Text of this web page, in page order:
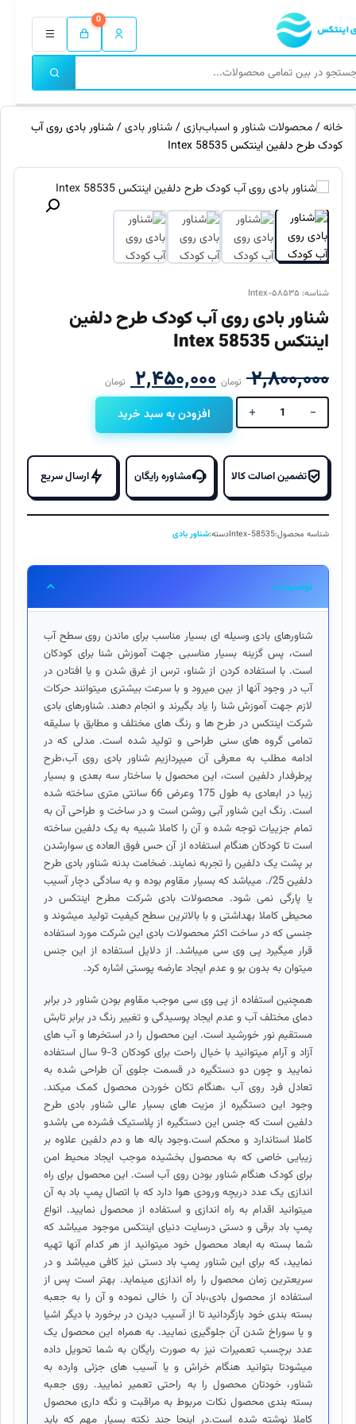
0
خانه/محصولات شناور و اسباب‌بازی/شناور بادی/ شناور بادی روی آب
کودک طرح دلفین اینتکس 58535 Intex
شناسه: Intex-۵۸۵۳۵
شناور بادی روی آب کودک طرح دلفین
اینتکس 58535 Intex
۲,۸۰۰,۰۰۰ تومان قیمت
اصلی
۲,۸۰۰,۰۰۰ تومان
بود.
۲,۴۵۰,۰۰۰ تومانقیمت
است.
روی
آب
کودک
طرح
دلفین
58535
Intex
-
+ افزودن به سبد خرید
تضمین اصالت کالا مشاوره رایگان ارسال سریع
شناسه محصول:Intex-58535دسته:شناور بادی
توضیحات
شناورهای بادی وسیله ای بسیار مناسب برای ماندن روی سطح آب
است، پس گزینه بسیار مناسبی جهت آموزش شنا برای کودکان
است. با استفاده کردن از شناو، ترس از غرق شدن و یا افتادن در
آب در وجود آنها از بین میرود و با سرعت بیشتری میتوانند حرکات
لازم جهت آموزش شنا را یاد بگیرند و انجام دهند. شناورهای بادی
شرکت اینتکس در طرح ها و رنگ های مختلف و مطابق با سلیقه
تمامی گروه های سنی طراحی و تولید شده است. مدلی که در
ادامه مطلب به معرفی آن میپردازیم شناور بادی روی آب،طرح
پرطرفدار دلفین است، این محصول با ساختار سه بعدی و بسیار
زیبا در ابعادی به طول 175 وعرض 66 سانتی متری ساخته شده
است. رنگ این شناور آبی روشن است و در ساخت و طراحی آن به
تمام جزییات توجه شده و آن را کاملا شبیه به یک دلفین ساخته
است تا کودکان هنگام استفاده از آن حس فوق العاده ی سوارشدن
بر پشت یک دلفین را تجربه نمایند. ضخامت بدنه شناور بادی طرح
دلفین 25/. میباشد که بسیار مقاوم بوده و به سادگی دچار آسیب
یا پارگی نمی شود. محصولات بادی شرکت مطرح اینتکس در
محیطی کاملا بهداشتی و با بالاترین سطح کیفیت تولید میشوند و
جنسی که در ساخت اکثر محصولات بادی این شرکت مورد استفاده
قرار میگیرد پی وی سی میباشد. از دلایل استفاده از این جنس
میتوان به بدون بو و عدم ایجاد عارضه پوستی اشاره کرد.
همچنین استفاده از پی وی سی موجب مقاوم ‌بودن شناور در برابر
دمای مختلف آب و عدم ایجاد پوسیدگی و تغییر رنگ در برابر تابش
مستقیم نور خورشید است. این محصول را در استخرها و آب های
آزاد و آرام میتوانید با خیال راحت برای کودکان 3-9 سال استفاده
نمایید و چون دو دستگیره در قسمت جلوی آن طراحی شده به
تعادل فرد روی آب ،هنگام تکان خوردن محصول کمک میکند.
وجود این دستگیره از مزیت های بسیار عالی شناور بادی طرح
دلفین است که جنس این دستگیره از پلاستیک فشرده می باشدو
کاملا استاندارد و محکم است.وجود باله ها و دم دلفین علاوه بر
زیبایی خاصی که به محصول بخشیده موجب ایجاد محیط امن
برای کودک هنگام شناور بودن روی آب است. این محصول برای راه
اندازی یک عدد دریچه ورودی هوا دارد که با اتصال پمپ باد به آن
میتوانید اقدام به راه اندازی و استفاده از محصول نمایید. انواع
پمپ باد برقی و دستی درسایت دنیای اینتکس موجود میباشد که
شما بسته به ابعاد محصول خود میتوانید از هر کدام آنها تهیه
نمایید، که برای این شناور پمپ باد دستی نیز کافی میباشد و در
سریعترین زمان محصول را راه اندازی مینماید. بهتر است پس از
استفاده از محصول بادی،باد آن را خالی نموده و آن را به جعبه
بسته بندی خود بازگردانید تا از آسیب دیدن در برخورد با دیگر اشیا
و یا سوراخ شدن آن جلوگیری نمایید. به همراه این محصول یک
عدد برچسب تعمیرات نیز به صورت رایگان به شما تحویل داده
میشودتا بتوانید هنگام خراش و یا آسیب های جزئی وارده به
شناور، خودتان محصول را به راحتی تعمیر نمایید. روی جعبه
بسته بندی محصول نکات مربوط به مراقبت و نگه داری محصول
کاملا نوشته شده است.در اینجا چند نکته بسیار مهم که باید